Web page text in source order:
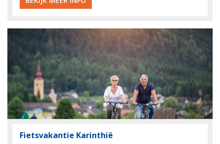
Fietsvakantie Karinthië